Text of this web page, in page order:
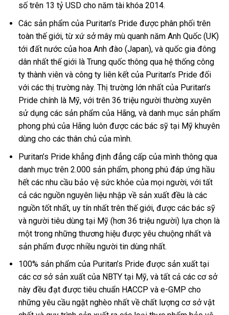
số trên 13 tỷ USD cho năm tài khóa 2014.
Các sản phẩm của Puritan’s Pride được phân phối trên
toàn thế giới, từ xứ sở mây mù quanh năm Anh Quốc (UK)
tới đất nước của hoa Anh đào (Japan), và quốc gia đông
dân nhất thế giới là Trung quốc thông qua hệ thống công
ty thành viên và công ty liên kết của Puritan’s Pride đối
với các thị trường này. Thị trường lớn nhất của Puritan’s
Pride chính là Mỹ, với trên 36 triệu người thường xuyên
sử dụng các sản phẩm của Hãng, và danh mục sản phẩm
phong phú của Hãng luôn được các bác sỹ tại Mỹ khuyên
dùng cho các thân chủ của mình.
Puritan’s Pride khẳng định đẳng cấp của mình thông qua
danh mục trên 2.000 sản phẩm, phong phú đáp ứng hầu
hết các nhu cầu bảo vệ sức khỏe của mọi người, với tất
cả các nguồn nguyên liệu nhập về sản xuất đều là các
nguồn tốt nhất, uy tín nhất trên thế giới, được các bác sỹ
và người tiêu dùng tại Mỹ (hơn 36 triệu người) lựa chọn là
một trong những thương hiệu được yêu chuộng nhất và
sản phẩm được nhiều người tin dùng nhất.
100% sản phẩm của Puritan’s Pride được sản xuất tại
các cơ sở sản xuất của NBTY tại Mỹ, và tất cả các cơ sở
này đều đạt được tiêu chuẩn HACCP và e-GMP cho
những yêu cầu ngặt nghèo nhất về chất lượng cơ sở vật